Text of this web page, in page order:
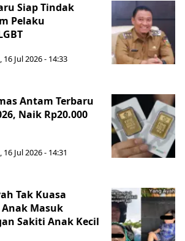
Siap Tindak
Pelaku
16 Jul 2026 - 14:33
Antam Terbaru
Naik Rp20.000
16 Jul 2026 - 14:31
Tak Kuasa
Masuk
Sakiti Anak Kecil